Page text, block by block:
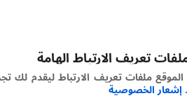
الارتباط الهامة
ملفات تعريف الارتباط ليقدم لك تجربة
الخصوصية